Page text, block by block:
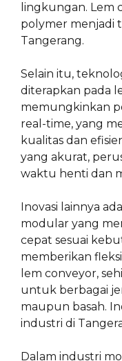
lingkungan. Lem
polymer menjadi
Tangerang.
Selain itu,
diterapkan pada
memungkinkan
real-time, yang
kualitas dan
yang akurat,
waktu henti dan
Inovasi lainnya
modular yang
cepat sesuai
memberikan
lem conveyor,
untuk berbagai
maupun basah.
industri di
Dalam industri